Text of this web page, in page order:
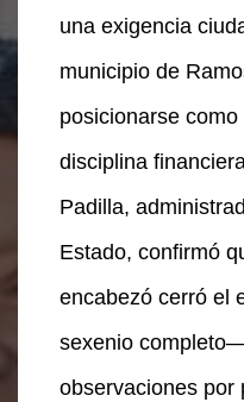
una exigencia
municipio de
posicionarse
disciplina
Padilla,
Estado, confirmó
encabezó cerró el
sexenio
observaciones por